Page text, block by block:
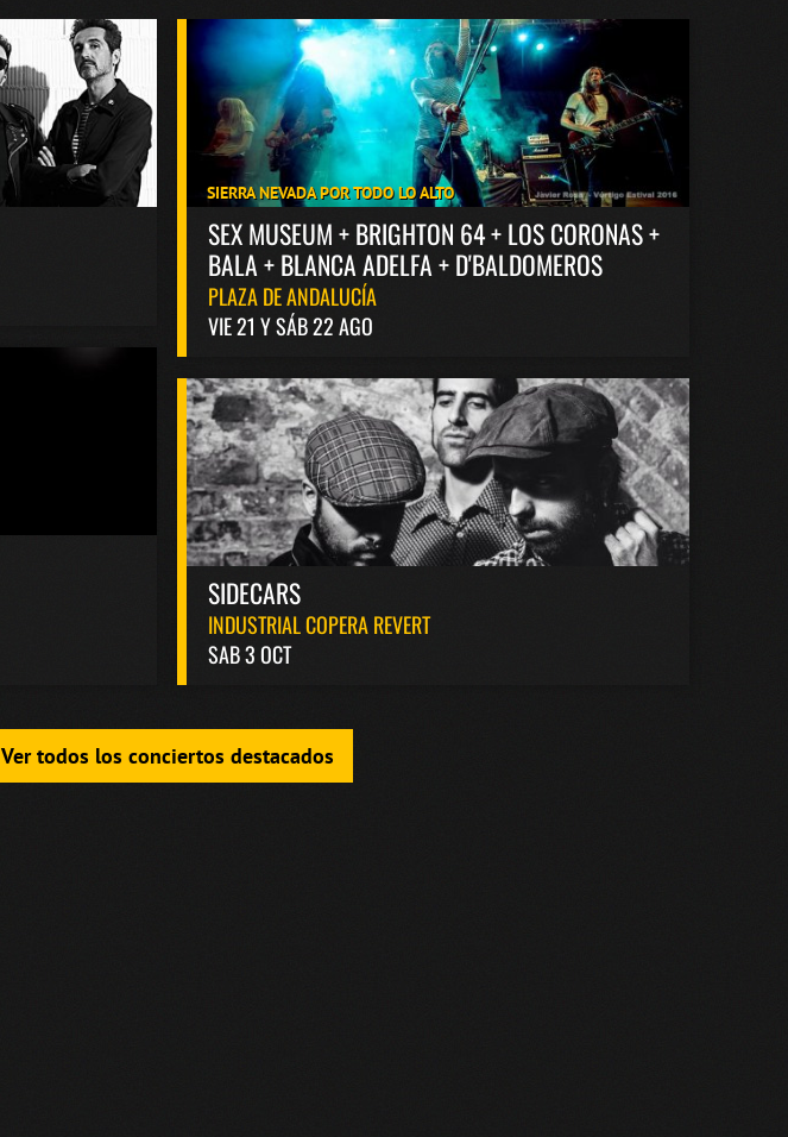
SIERRA NEVADA POR TODO LO ALTO
SEX MUSEUM + BRIGHTON 64 + LOS CORONAS +
BALA + BLANCA ADELFA + D'BALDOMEROS
PLAZA DE ANDALUCÍA
VIE 21 Y SÁB 22 AGO
SIDECARS
INDUSTRIAL COPERA REVERT
SAB 3 OCT
Ver todos los conciertos destacados